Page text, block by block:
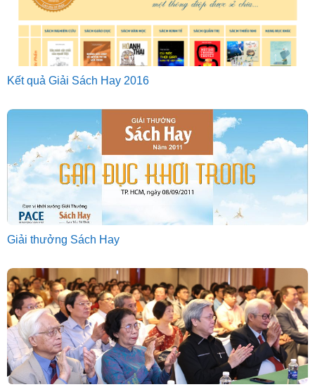
Kết quả Giải Sách Hay 2016
Giải thưởng Sách Hay